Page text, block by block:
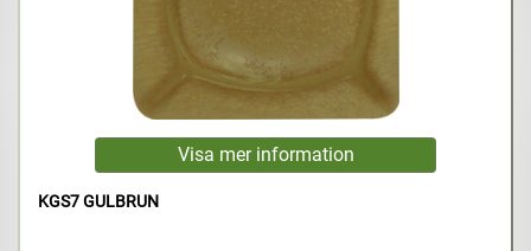
KGS7 GULBRUN